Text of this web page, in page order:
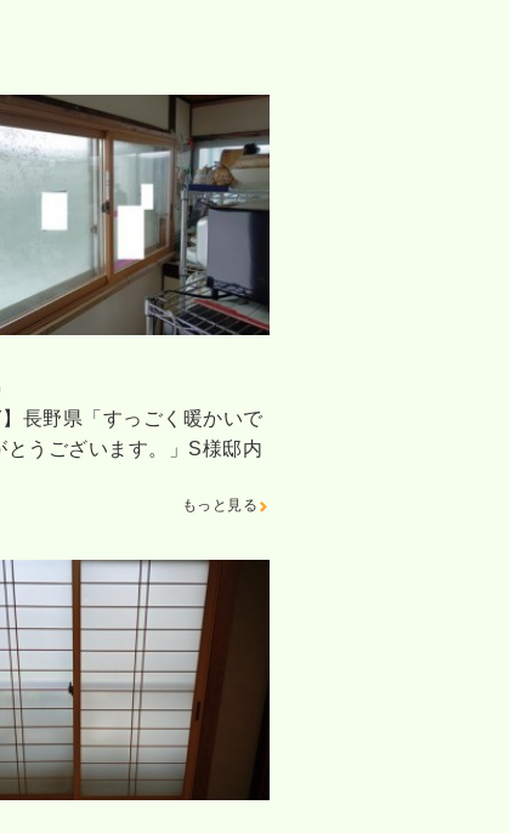
】長野県「すっごく暖かいで
とうございます。」S様邸内
もっと見る